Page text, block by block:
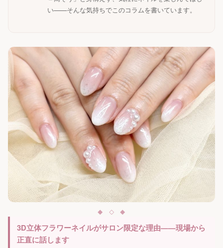
い——そんな気持ちでこのコラムを書いています。
3D立体フラワーネイルがサロン限定な理由——現場から
正直に話します